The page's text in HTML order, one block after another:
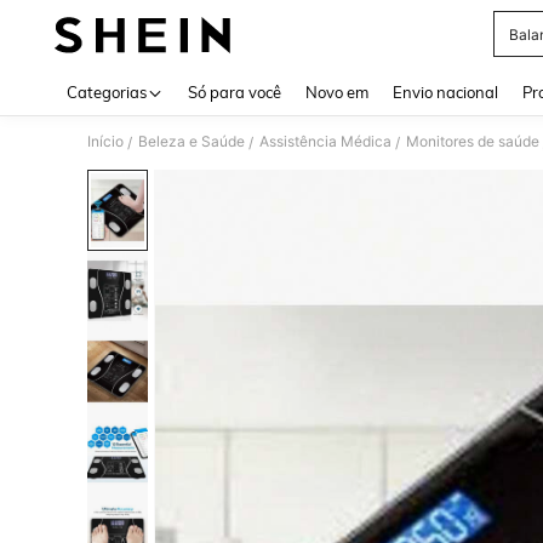
Categorias Só para você Novo em Envio nacional
Início / Beleza e Saúde / Assistência Médica / Monitores de saúde